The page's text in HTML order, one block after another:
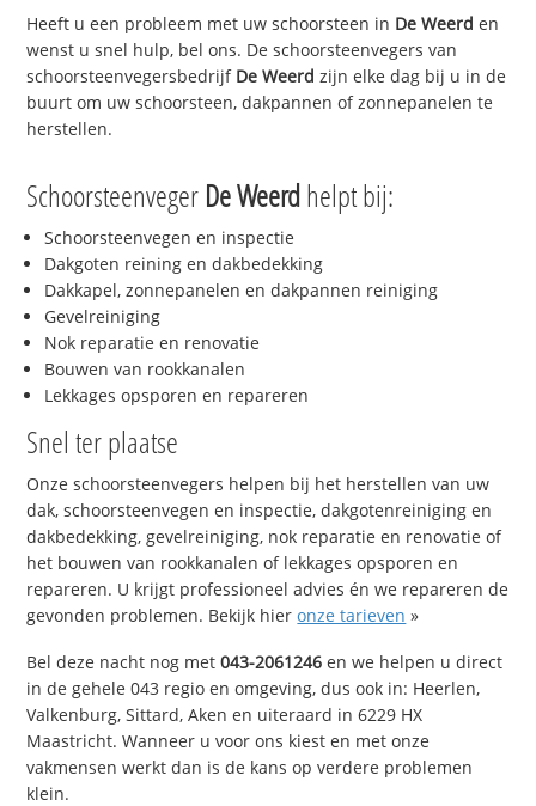
Heeft u een probleem met uw schoorsteen in De Weerd en
wenst u snel hulp, bel ons. De schoorsteenvegers van
schoorsteenvegersbedrijf De Weerd zijn elke dag bij u in de
buurt om uw schoorsteen, dakpannen of zonnepanelen te
herstellen.
Schoorsteenveger De Weerdhelpt bij:
Schoorsteenvegen en inspectie
Dakgoten reining en dakbedekking
Dakkapel, zonnepanelen en dakpannen reiniging
Gevelreiniging
Nok reparatie en renovatie
Bouwen van rookkanalen
Lekkages opsporen en repareren
Snel ter plaatse
Onze schoorsteenvegers helpen bij het herstellen van uw
dak, schoorsteenvegen en inspectie, dakgotenreiniging en
dakbedekking, gevelreiniging, nok reparatie en renovatie of
het bouwen van rookkanalen of lekkages opsporen en
repareren. U krijgt professioneel advies én we repareren de
gevonden problemen. Bekijk hieronze tarieven »
Bel deze nacht nog met043-2061246 en we helpen u direct
in de gehele 043 regio en omgeving, dus ook in: Heerlen,
Valkenburg, Sittard, Aken en uiteraard in 6229 HX
Maastricht. Wanneer u voor ons kiest en met onze
vakmensen werkt dan is de kans op verdere problemen
klein.